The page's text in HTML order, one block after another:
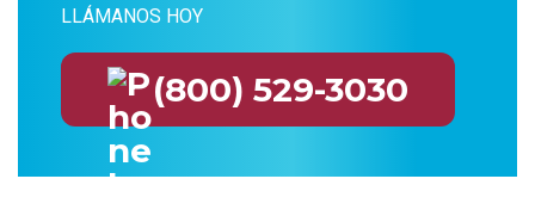
LLÁMANOS HOY
(800) 529-3030